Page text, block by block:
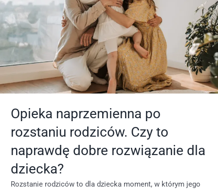
Opieka naprzemienna po
rozstaniu rodziców. Czy to
naprawdę dobre rozwiązanie dla
dziecka?
Rozstanie rodziców to dla dziecka moment, w którym jego